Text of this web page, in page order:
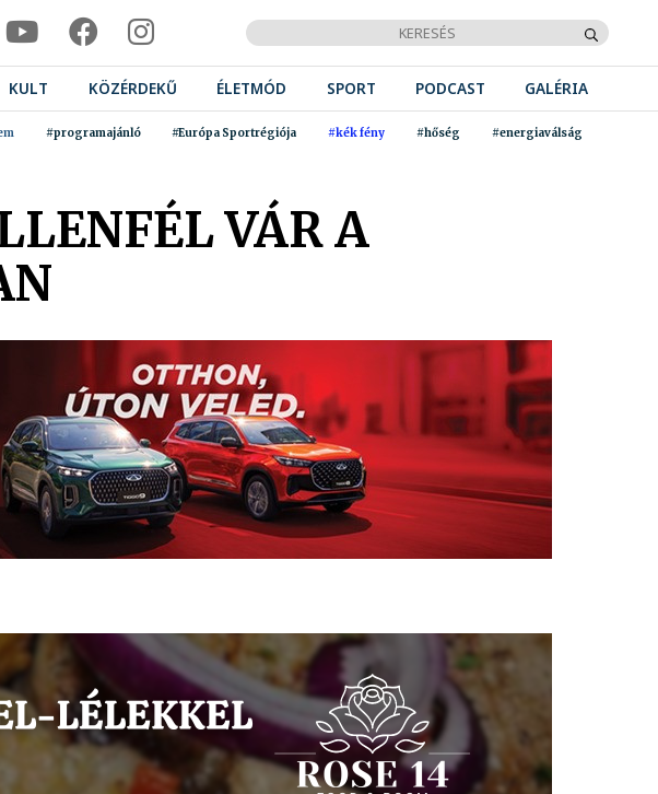
KULT KÖZÉRDEKŰ ÉLETMÓD SPORT PODCAST GALÉRIA
#programajánló #Európa Sportrégiója #kék fény #hőség #energiaválság
VÁR A